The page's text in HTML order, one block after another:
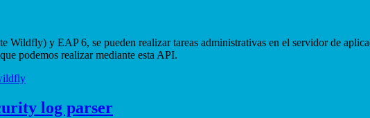
Wildfly) y EAP 6, se pueden realizar tareas administrativas en el servidor de
podemos realizar mediante esta API.
log parser